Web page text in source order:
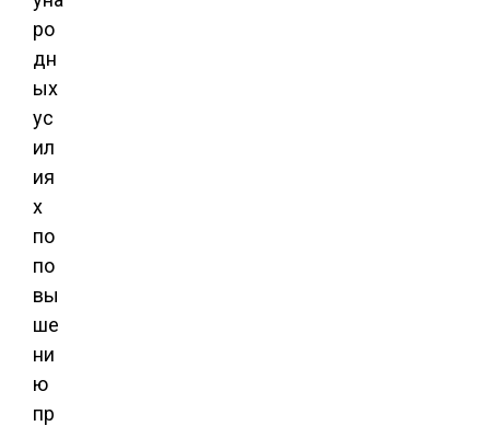
ро
дн
ых
ус
ил
ия
х
по
по
вы
ше
ни
ю
пр